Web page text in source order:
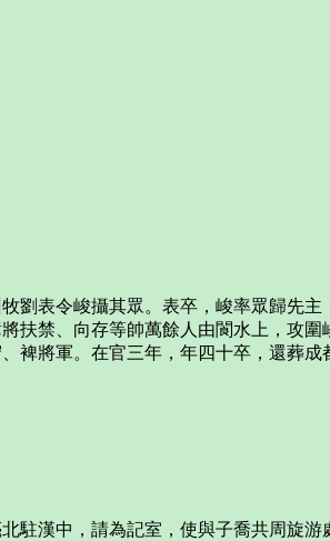
劉表令峻攝其眾。表卒，峻率眾歸先
扶禁、向存等帥萬餘人由閬水上，攻
裨將軍。在官三年，年四十卒，還葬
駐漢中，請為記室，使與子喬共周旋